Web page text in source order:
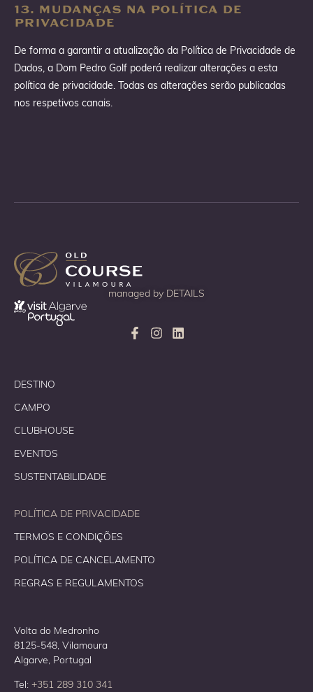
13. MUDANÇAS NA POLÍTICA DE
PRIVACIDADE
De forma a garantir a atualização da Política de Privacidade de
Dados, a Dom Pedro Golf poderá realizar alterações a esta
política de privacidade. Todas as alterações serão publicadas
nos respetivos canais.
managed by DETAILS
DESTINO
CAMPO
CLUBHOUSE
EVENTOS
SUSTENTABILIDADE
POLÍTICA DE PRIVACIDADE
TERMOS E CONDIÇÕES
POLÍTICA DE CANCELAMENTO
REGRAS E REGULAMENTOS
Volta do Medronho
8125-548, Vilamoura
Algarve, Portugal
Tel: +351 289 310 341